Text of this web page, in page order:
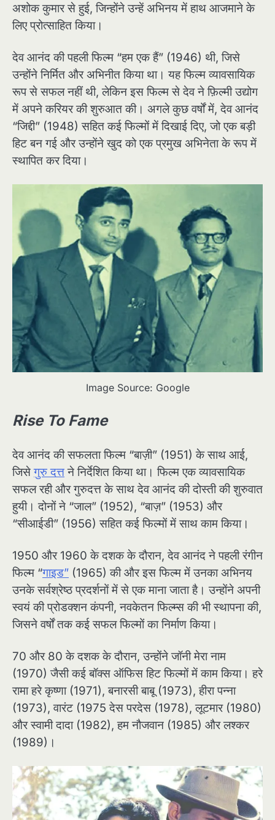
अशोक कुमार से हुई, जिन्होंने उन्हें अभिनय में हाथ आजमाने के
लिए प्रोत्साहित किया।
देव आनंद की पहली फिल्म “हम एक हैं” (1946) थी, जिसे
उन्होंने निर्मित और अभिनीत किया था। यह फिल्म व्यावसायिक
रूप से सफल नहीं थी, लेकिन इस फिल्म से देव ने फ़िल्मी उद्योग
में अपने करियर की शुरुआत की। अगले कुछ वर्षों में, देव आनंद
“जिद्दी” (1948) सहित कई फिल्मों में दिखाई दिए, जो एक बड़ी
हिट बन गई और उन्होंने खुद को एक प्रमुख अभिनेता के रूप में
स्थापित कर दिया।
Image Source: Google
Rise To Fame
देव आनंद की सफलता फिल्म “बाज़ी” (1951) के साथ आई,
जिसेगुरु दत्तने निर्देशित किया था। फिल्म एक व्यावसायिक
सफल रही और गुरुदत्त के साथ देव आनंद की दोस्ती की शुरुवात
हुयी। दोनों ने “जाल” (1952), “बाज़” (1953) और
“सीआईडी” (1956) सहित कई फिल्मों में साथ काम किया।
1950 और 1960 के दशक के दौरान, देव आनंद ने पहली रंगीन
फिल्म “गाइड” (1965) की और इस फिल्म में उनका अभिनय
उनके सर्वश्रेष्ठ प्रदर्शनों में से एक माना जाता है। उन्होंने अपनी
स्वयं की प्रोडक्शन कंपनी, नवकेतन फिल्म्स की भी स्थापना की,
जिसने वर्षों तक कई सफल फिल्मों का निर्माण किया।
70 और 80 के दशक के दौरान, उन्होंने जॉनी मेरा नाम
(1970) जैसी कई बॉक्स ऑफिस हिट फिल्मों में काम किया। हरे
रामा हरे कृष्णा (1971), बनारसी बाबू (1973), हीरा पन्ना
(1973), वारंट (1975 देस परदेस (1978), लूटमार (1980)
और स्वामी दादा (1982), हम नौजवान (1985) और लश्कर
(1989)।